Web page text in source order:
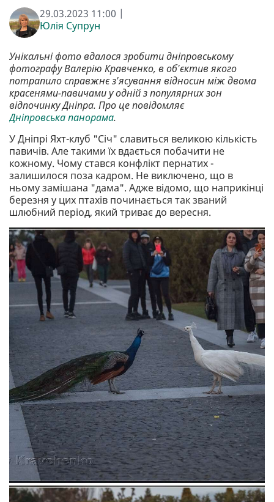
29.03.2023 11:00 |
Юлія Супрун
Унікальні фото вдалося зробити дніпровському
фотографу Валерію Кравченко, в об'єктив якого
потрапило справжнє з'ясування відносин між двома
красенями-павичами у одній з популярних зон
відпочинку Дніпра. Про це повідомляє
Дніпровська панорама.
У Дніпрі Яхт-клуб "Січ" славиться великою кількість
павичів. Але такими їх вдається побачити не
кожному. Чому стався конфлікт пернатих -
залишилося поза кадром. Не виключено, що в
ньому замішана "дама". Адже відомо, що наприкінці
березня у цих птахів починається так званий
шлюбний період, який триває до вересня.